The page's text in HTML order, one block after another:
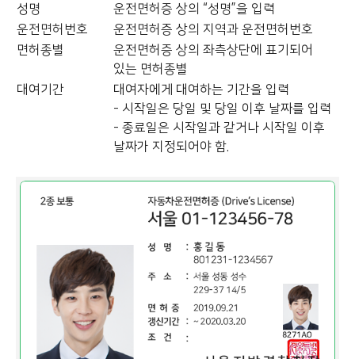
성명
운전면허증 상의 “성명”을 입력
운전면허번호
운전면허증 상의 지역과 운전면허번호
면허종별
운전면허증 상의 좌측상단에 표기되어
있는 면허종별
대여기간
대여자에게 대여하는 기간을 입력
- 시작일은 당일 및 당일 이후 날짜를 입력
- 종료일은 시작일과 같거나 시작일 이후
날짜가 지정되어야 함.